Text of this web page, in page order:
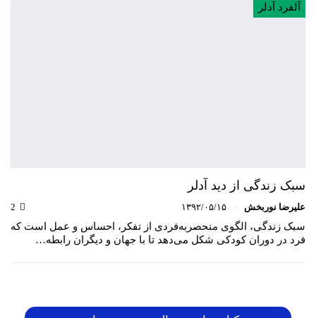
آلفرد آدلر
سبک زندگی از دید آدلر
علیرضا نوربخش ۱۳۹۲/۰۵/۱۵
سبک زندگی، الگوی منحصربه‌فردی از تفکر، احساس و عمل است که
فرد در دوران کودکی شکل می‌دهد تا با جهان و دیگران رابطه…